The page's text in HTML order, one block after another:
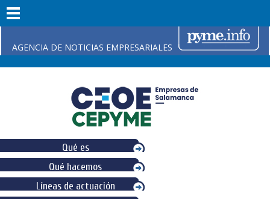
AGENCIA DE NOTICIAS EMPRESARIALES
Qué es
Qué hacemos
Líneas de actuación